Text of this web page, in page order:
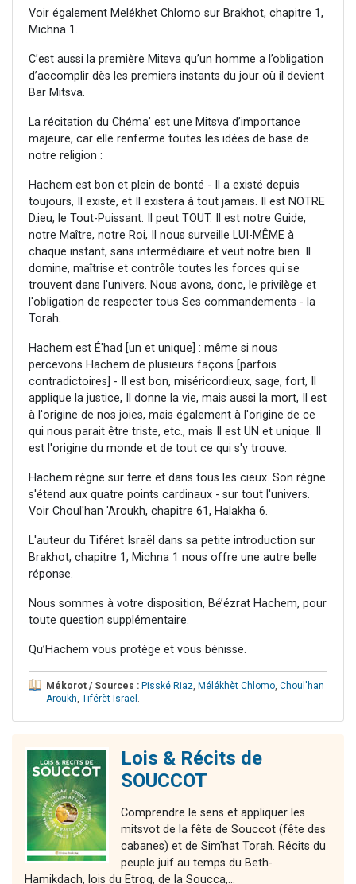
Voir également Melékhet Chlomo sur Brakhot, chapitre 1,
Michna 1.
C’est aussi la première Mitsva qu’un homme a l’obligation
d’accomplir dès les premiers instants du jour où il devient
Bar Mitsva.
La récitation du Chéma’ est une Mitsva d’importance
majeure, car elle renferme toutes les idées de base de
notre religion :
Hachem est bon et plein de bonté - Il a existé depuis
toujours, Il existe, et Il existera à tout jamais. Il est NOTRE
D.ieu, le Tout-Puissant. Il peut TOUT. Il est notre Guide,
notre Maître, notre Roi, Il nous surveille LUI-MÊME à
chaque instant, sans intermédiaire et veut notre bien. Il
domine, maîtrise et contrôle toutes les forces qui se
trouvent dans l'univers. Nous avons, donc, le privilège et
l'obligation de respecter tous Ses commandements - la
Torah.
Hachem est É'had [un et unique] : même si nous
percevons Hachem de plusieurs façons [parfois
contradictoires] - Il est bon, miséricordieux, sage, fort, Il
applique la justice, Il donne la vie, mais aussi la mort, Il est
à l'origine de nos joies, mais également à l'origine de ce
qui nous parait être triste, etc., mais Il est UN et unique. Il
est l'origine du monde et de tout ce qui s'y trouve.
Hachem règne sur terre et dans tous les cieux. Son règne
s'étend aux quatre points cardinaux - sur tout l'univers.
Voir Choul'han 'Aroukh, chapitre 61, Halakha 6.
L'auteur du Tiféret Israël dans sa petite introduction sur
Brakhot, chapitre 1, Michna 1 nous offre une autre belle
réponse.
Nous sommes à votre disposition, Bé’ézrat Hachem, pour
toute question supplémentaire.
Qu’Hachem vous protège et vous bénisse.
Mékorot / Sources : Pisské Riaz, Mélékhèt Chlomo, Choul'han
Aroukh, Tiférèt Israël .
Lois & Récits de
SOUCCOT
Comprendre le sens et appliquer les
mitsvot de la fête de Souccot (fête des
cabanes) et de Sim'hat Torah. Récits du
peuple juif au temps du Beth-
Hamikdach, lois du Etrog, de la Soucca,...